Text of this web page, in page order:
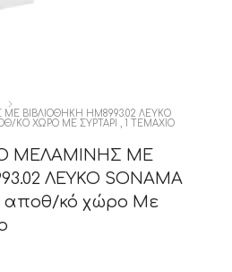
ΜΕ ΒΙΒΛΙΟΘΗΚΗ HM8993.02 ΛΕΥΚΟ
ΚΌ ΧΏΡΟ ΜΕ ΣΥΡΤΆΡΙ , 1 ΤΕΜΆΧΙΟ
ΜΕΛΑΜΙΝΗΣ ΜΕ
ΛΕΥΚΟ SONAMA
αποθ/κό χώρο Με